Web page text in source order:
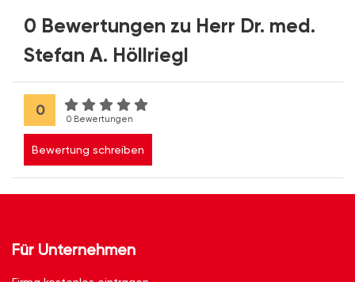
0 Bewertungen zu Herr Dr. med.
Stefan A. Höllriegl
0
0 Bewertungen
Bewertung schreiben
Für Unternehmen